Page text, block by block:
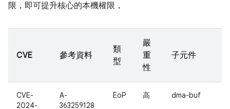
限，即可提升核心的本機權限，
CVE 參考資料
類
型
嚴
重
性
子元件
CVE-
2024-
A-
363259128
EoP 高 dma-buf